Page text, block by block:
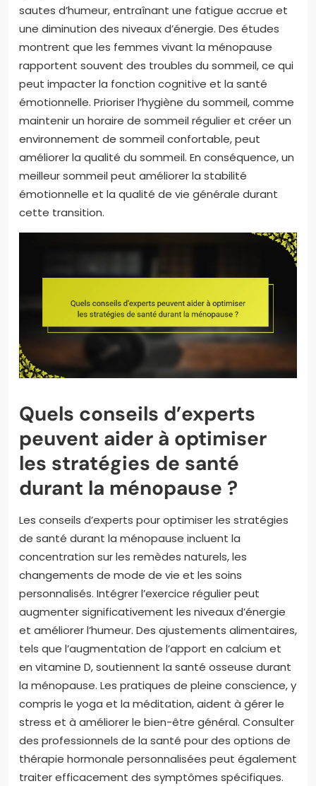
sautes d’humeur, entraînant une fatigue accrue et
une diminution des niveaux d’énergie. Des études
montrent que les femmes vivant la ménopause
rapportent souvent des troubles du sommeil, ce qui
peut impacter la fonction cognitive et la santé
émotionnelle. Prioriser l’hygiène du sommeil, comme
maintenir un horaire de sommeil régulier et créer un
environnement de sommeil confortable, peut
améliorer la qualité du sommeil. En conséquence, un
meilleur sommeil peut améliorer la stabilité
émotionnelle et la qualité de vie générale durant
cette transition.
Quels conseils d’experts
peuvent aider à optimiser
les stratégies de santé
durant la ménopause ?
Les conseils d’experts pour optimiser les stratégies
de santé durant la ménopause incluent la
concentration sur les remèdes naturels, les
changements de mode de vie et les soins
personnalisés. Intégrer l’exercice régulier peut
augmenter significativement les niveaux d’énergie
et améliorer l’humeur. Des ajustements alimentaires,
tels que l’augmentation de l’apport en calcium et
en vitamine D, soutiennent la santé osseuse durant
la ménopause. Les pratiques de pleine conscience, y
compris le yoga et la méditation, aident à gérer le
stress et à améliorer le bien-être général. Consulter
des professionnels de la santé pour des options de
thérapie hormonale personnalisées peut également
traiter efficacement des symptômes spécifiques.